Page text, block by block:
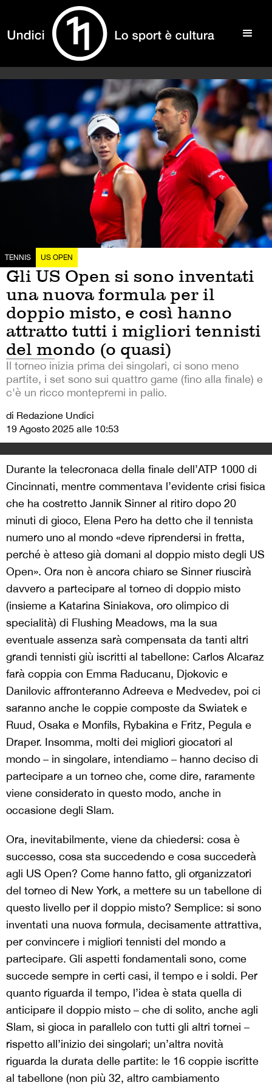
TENNIS US OPEN
Gli US Open si sono inventati
una nuova formula per il
doppio misto, e così hanno
attratto tutti i migliori tennisti
del mondo (o quasi)
Il torneo inizia prima dei singolari, ci sono meno
partite, i set sono sui quattro game (fino alla finale) e
c'è un ricco montepremi in palio.
di Redazione Undici
19 Agosto 2025 alle 10:53
Durante la telecronaca della finale dell’ATP 1000 di
Cincinnati, mentre commentava l’evidente crisi fisica
che ha costretto Jannik Sinner al ritiro dopo 20
minuti di gioco, Elena Pero ha detto che il tennista
numero uno al mondo «deve riprendersi in fretta,
perché è atteso già domani al doppio misto degli US
Open». Ora non è ancora chiaro se Sinner riuscirà
davvero a partecipare al torneo di doppio misto
(insieme a Katarina Siniakova, oro olimpico di
specialità) di Flushing Meadows, ma la sua
eventuale assenza sarà compensata da tanti altri
grandi tennisti giù iscritti al tabellone: Carlos Alcaraz
farà coppia con Emma Raducanu, Djokovic e
Danilovic affronteranno Adreeva e Medvedev, poi ci
saranno anche le coppie composte da Swiatek e
Ruud, Osaka e Monfils, Rybakina e Fritz, Pegula e
Draper. Insomma, molti dei migliori giocatori al
mondo – in singolare, intendiamo – hanno deciso di
partecipare a un torneo che, come dire, raramente
viene considerato in questo modo, anche in
occasione degli Slam.
Ora, inevitabilmente, viene da chiedersi: cosa è
successo, cosa sta succedendo e cosa succederà
agli US Open? Come hanno fatto, gli organizzatori
del torneo di New York, a mettere su un tabellone di
questo livello per il doppio misto? Semplice: si sono
inventati una nuova formula, decisamente attrattiva,
per convincere i migliori tennisti del mondo a
partecipare. Gli aspetti fondamentali sono, come
succede sempre in certi casi, il tempo e i soldi. Per
quanto riguarda il tempo, l’idea è stata quella di
anticipare il doppio misto – che di solito, anche agli
Slam, si gioca in parallelo con tutti gli altri tornei –
rispetto all’inizio dei singolari; un’altra novità
riguarda la durata delle partite: le 16 coppie iscritte
al tabellone (non più 32, altro cambiamento